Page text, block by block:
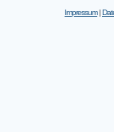
Impressum|